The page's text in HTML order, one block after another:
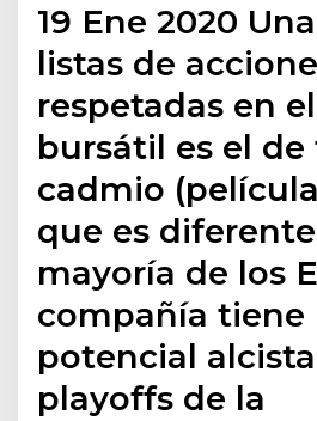
19 Ene 2020
listas de
respetadas en
bursátil es el
cadmio
que es
mayoría de los
compañía tiene
potencial
playoffs de la